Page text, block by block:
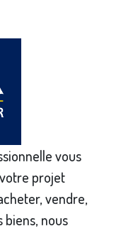
vous
projet
vendre,
biens, nous